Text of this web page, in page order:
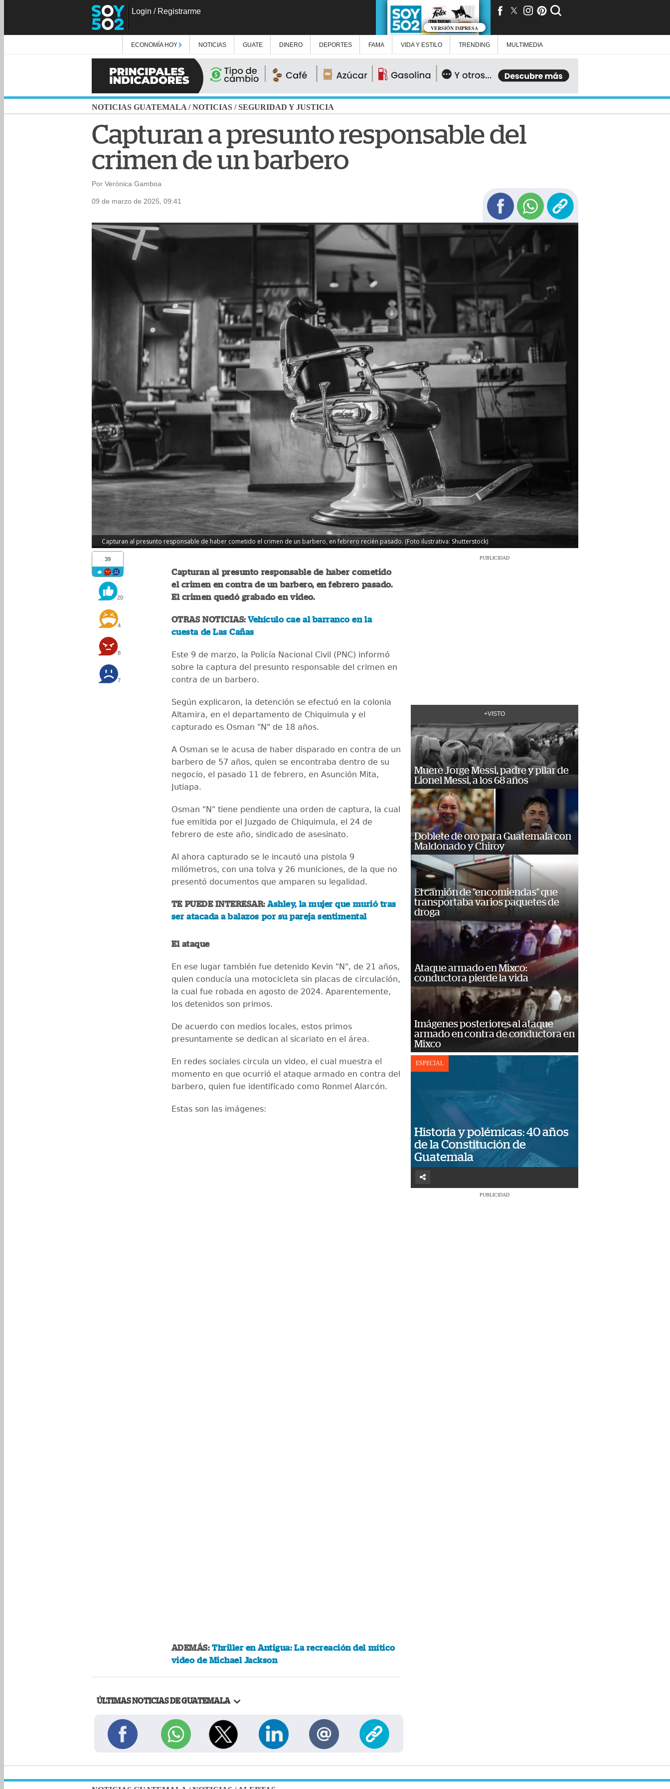
Login / Registrarme
VERSIÓN IMPRESA
ECONOMÍA HOY NOTICIAS GUATE DINERO DEPORTES FAMA VIDA Y ESTILO TRENDING MULTIMEDIA
NOTICIAS GUATEMALA /NOTICIAS /SEGURIDAD Y JUSTICIA
Capturan a presunto responsable del
crimen de un barbero
Por Verónica Gamboa
09 de marzo de 2025, 09:41
Capturan al presunto responsable de haber cometido el crimen de un barbero, en febrero recién pasado. (Foto ilustrativa: Shutterstock)
39
20
4
8
7
Capturan al presunto responsable de haber cometido
el crimen en contra de un barbero, en febrero pasado.
El crimen quedó grabado en video.
OTRAS NOTICIAS:Vehículo cae al barranco en la
cuesta de Las Cañas
Este 9 de marzo, la Policía Nacional Civil (PNC) informó
sobre la captura del presunto responsable del crimen en
contra de un barbero.
Según explicaron, la detención se efectuó en la colonia
Altamira, en el departamento de Chiquimula y el
capturado es Osman "N" de 18 años.
A Osman se le acusa de haber disparado en contra de un
barbero de 57 años, quien se encontraba dentro de su
negocio, el pasado 11 de febrero, en Asunción Mita,
Jutiapa.
Osman "N" tiene pendiente una orden de captura, la cual
fue emitida por el Juzgado de Chiquimula, el 24 de
febrero de este año, sindicado de asesinato.
Al ahora capturado se le incautó una pistola 9
milómetros, con una tolva y 26 municiones, de la que no
presentó documentos que amparen su legalidad.
TE PUEDE INTERESAR:Ashley, la mujer que murió tras
ser atacada a balazos por su pareja sentimental
El ataque
En ese lugar también fue detenido Kevin "N", de 21 años,
quien conducía una motocicleta sin placas de circulación,
la cual fue robada en agosto de 2024. Aparentemente,
los detenidos son primos.
De acuerdo con medios locales, estos primos
presuntamente se dedican al sicariato en el área.
En redes sociales circula un video, el cual muestra el
momento en que ocurrió el ataque armado en contra del
barbero, quien fue identificado como Ronmel Alarcón.
Estas son las imágenes:
ADEMÁS:Thriller en Antigua: La recreación del mítico
video de Michael Jackson
ÚLTIMAS NOTICIAS DE GUATEMALA
PUBLICIDAD
+VISTO
Muere Jorge Messi, padre y pilar de
Lionel Messi, a los 68 años
Doblete de oro para Guatemala con
Maldonado y Chiroy
El camión de "encomiendas" que
transportaba varios paquetes de
droga
Ataque armado en Mixco:
conductora pierde la vida
Imágenes posteriores al ataque
armado en contra de conductora en
Mixco
ESPECIAL
Historia y polémicas: 40 años
de la Constitución de
Guatemala
PUBLICIDAD